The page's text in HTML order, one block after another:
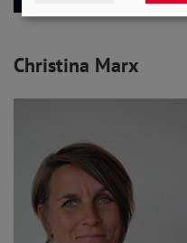
Christina Marx